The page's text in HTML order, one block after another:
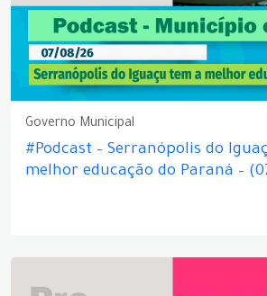
Governo Municipal
#Podcast – Serranópolis do
melhor educação do Paraná –